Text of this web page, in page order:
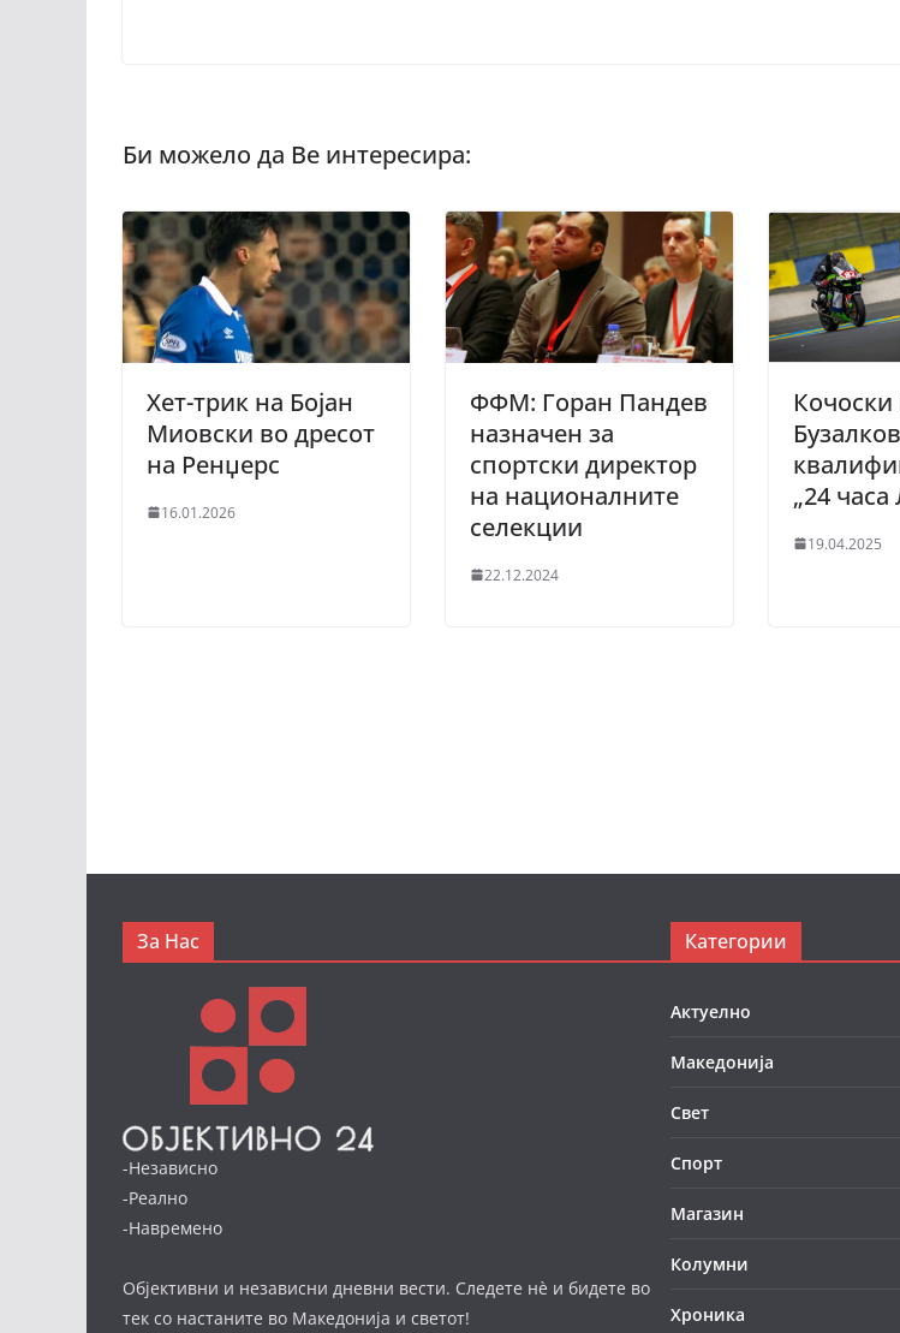
Хет-трик на Бојан
Миовски во дресот
на Ренџерс
16.01.2026
ФФМ: Горан Пандев
назначен за
спортски директор
на националните
селекции
22.12.2024
Кочоски
„24
19.04.2025
За Нас
-Независно
-Реално
-Навремено
Објективни и независни дневни вести. Следете нè и бидете во
тек со настаните во Македонија и светот!
Категории
Актуелно
Македонија
Свет
Спорт
Магазин
Колумни
Хроника